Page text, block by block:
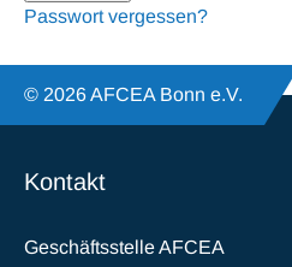
Passwort vergessen?
© 2026 AFCEA Bonn e.V.
Kontakt
Geschäftsstelle AFCEA